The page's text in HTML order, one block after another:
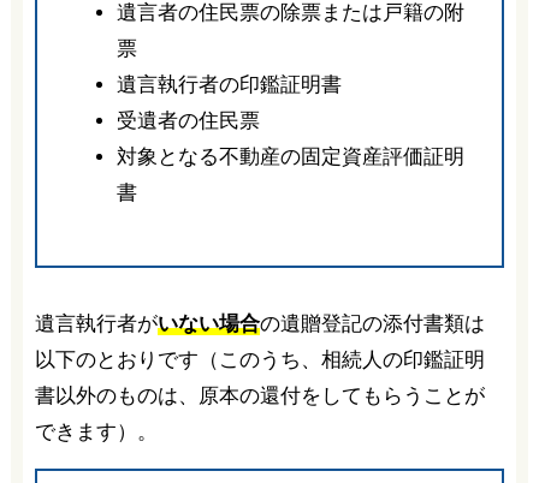
遺言者の住民票の除票または戸籍の附
票
遺言執行者の印鑑証明書
受遺者の住民票
対象となる不動産の固定資産評価証明
書
遺言執行者がいない場合の遺贈登記の添付書類は
以下のとおりです（このうち、相続人の印鑑証明
書以外のものは、原本の還付をしてもらうことが
できます）。